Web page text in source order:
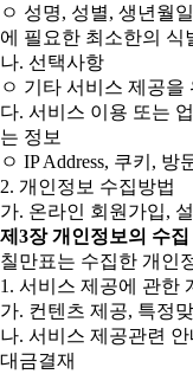
ㅇ 성명, 성별, 생년월
에 필요한 최소한의 식
나. 선택사항
ㅇ 기타 서비스 제공을
다. 서비스 이용 또는
는 정보
ㅇ IP Address, 쿠키,
2. 개인정보 수집방법
가. 온라인 회원가입,
제3장 개인정보의 수집
칠만표는 수집한 개인
1. 서비스 제공에 관한
가. 컨텐츠 제공, 특정
나. 서비스 제공관련
대금결재